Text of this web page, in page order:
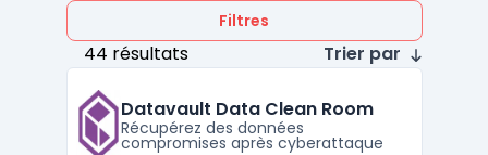
Filtres
44 résultats Trier par
Datavault Data Clean Room
Récupérez des données
compromises après cyberattaque